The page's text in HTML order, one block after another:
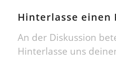
Hinterlasse einen
An der Diskussion
Hinterlasse uns